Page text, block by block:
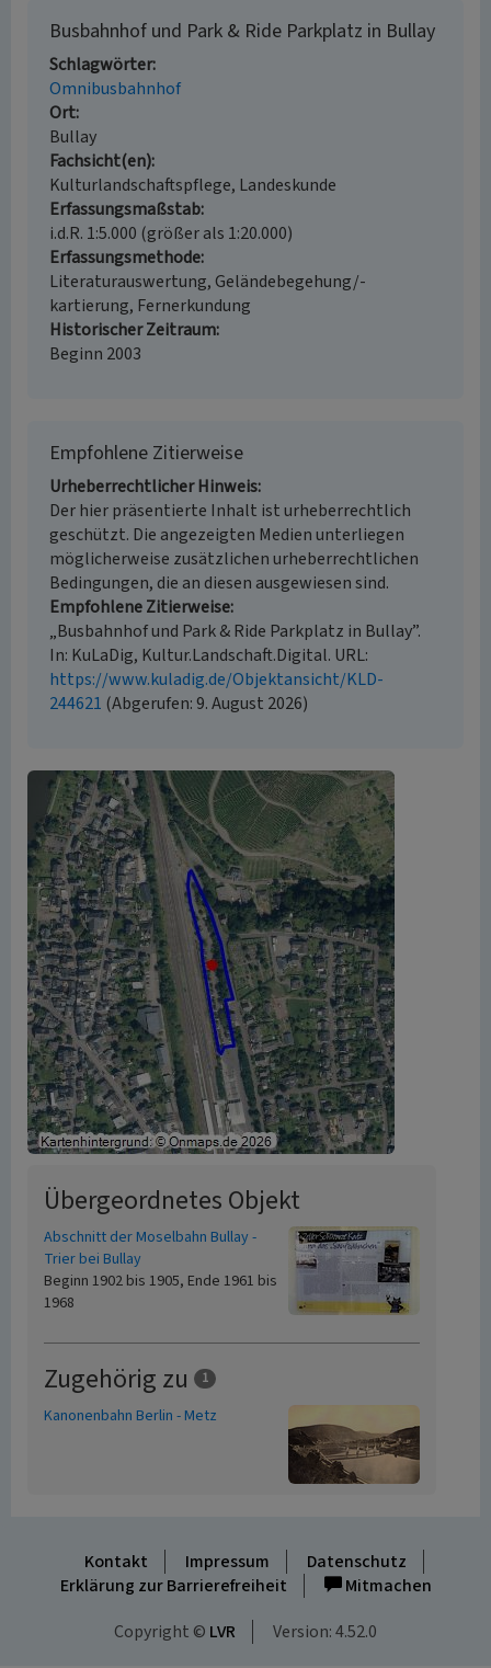
Busbahnhof und Park & Ride Parkplatz in Bullay
Schlagwörter
Omnibusbahnhof
Ort
Bullay
Fachsicht(en)
Kulturlandschaftspflege, Landeskunde
Erfassungsmaßstab
i.d.R. 1:5.000 (größer als 1:20.000)
Erfassungsmethode
Literaturauswertung, Geländebegehung/-
kartierung, Fernerkundung
Historischer Zeitraum
Beginn 2003
Empfohlene Zitierweise
Urheberrechtlicher Hinweis
Der hier präsentierte Inhalt ist urheberrechtlich
geschützt. Die angezeigten Medien unterliegen
möglicherweise zusätzlichen urheberrechtlichen
Bedingungen, die an diesen ausgewiesen sind.
Empfohlene Zitierweise
„Busbahnhof und Park & Ride Parkplatz in Bullay”.
In: KuLaDig, Kultur.Landschaft.Digital. URL:
https://www.kuladig.de/Objektansicht/KLD-
244621 (Abgerufen: 9. August 2026)
Übergeordnetes Objekt
Abschnitt der Moselbahn Bullay -
Trier bei Bullay
Beginn 1902 bis 1905, Ende 1961 bis
1968
Zugehörig zu 1
Kanonenbahn Berlin - Metz
Kontakt Impressum
Datenschutz
Erklärung zur Barrierefreiheit
Mitmachen
Copyright © LVR Version: 4.52.0